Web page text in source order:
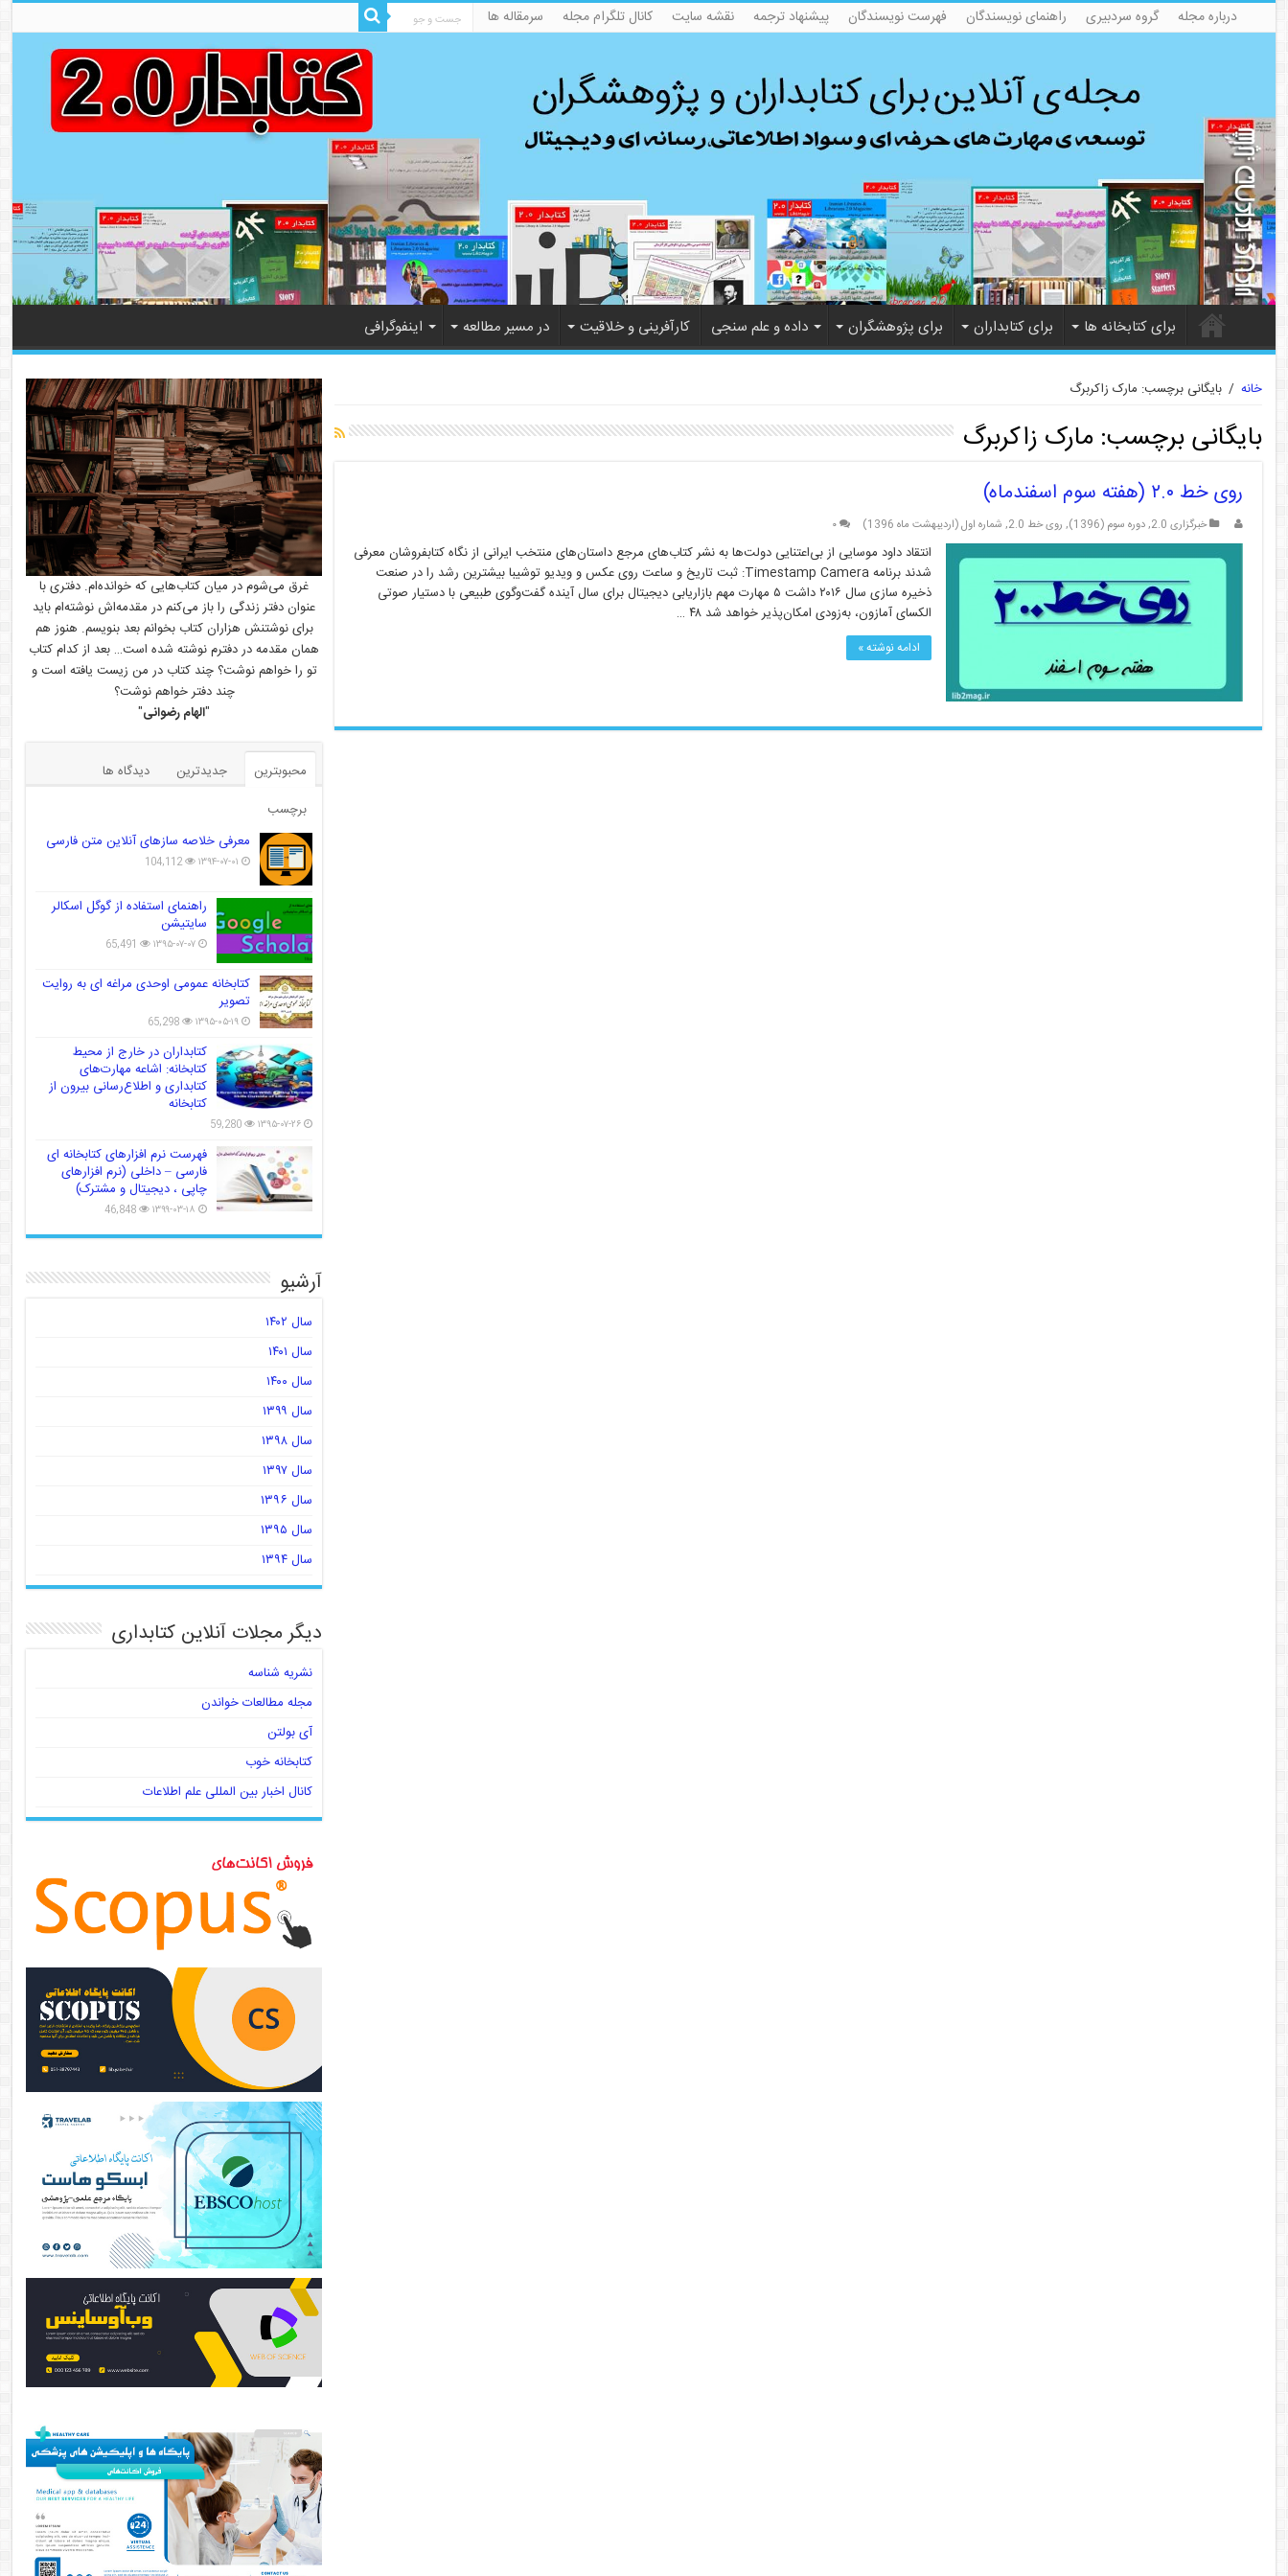
درباره مجله گروه سردبیری راهنمای نویسندگان فهرست نویسندگان پیشنهاد ترجمه نقشه سایت کانال تلگرام مجله سرمقاله ها
برای کتابخانه ها برای کتابداران برای پژوهشگران داده و علم سنجی کارآفرینی و خلاقیت در مسیر مطالعه اینفوگرافی
خانه / بایگانی برچسب: مارک زاکربرگ
بایگانی برچسب: مارک زاکربرگ
روی خط ۲.۰ (هفته سوم اسفندماه)
خبرگزاری 2.0 ,دوره سوم (1396) , روی خط 2.0 , شماره اول (اردیبهشت ماه 1396) ۰
انتقاد داود موسایی از بی‌‌اعتنایی دولت‌ها به نشر کتاب‌های مرجع داستان‌های منتخب ایرانی از نگاه کتابفروشان معرفی
شدند برنامه Timestamp Camera: ثبت تاریخ و ساعت روی عکس و ویدیو توشیبا بیشترین رشد را در صنعت
ذخیره سازی سال ۲۰۱۶ داشت ۵ مهارت مهم بازاریابی دیجیتال برای سال آینده گفت‌وگوی طبیعی با دستیار صوتی
الکسای آمازون، به‌زودی امکان‌پذیر خواهد شد ۴۸ …
ادامه نوشته »
غرق می‌شوم در میان کتاب‌هایی که خوانده‌ام. دفتری با
عنوان دفتر زندگی را باز می‌کنم در مقدمه‌اش نوشته‌ام باید
برای نوشتنش هزاران کتاب بخوانم بعد بنویسم. هنوز هم
همان مقدمه در دفترم نوشته شده است… بعد از کدام کتاب
تو را خواهم نوشت؟ چند کتاب در من زیست یافته است و
چند دفتر خواهم نوشت؟
"الهام رضوانی"
محبوبترین جدیدترین
دیدگاه ها
برچسب
معرفی خلاصه سازهای آنلاین متن فارسی
۱۳۹۴-۰۷-۰۱ 104,112
راهنمای استفاده از گوگل اسکالر
سایتیشن
۱۳۹۵-۰۷-۰۷ 65,491
کتابخانه عمومی اوحدی مراغه ای به روایت
تصویر
۱۳۹۵-۰۵-۱۹ 65,298
کتابداران در خارج از محیط
کتابخانه: اشاعه مهارت‌های
کتابداری و اطلاع‌رسانی بیرون از
کتابخانه
۱۳۹۵-۰۷-۲۶ 59,280
فهرست نرم افزارهای کتابخانه ای
فارسی – داخلی (نرم افزارهای
چاپی ، دیجیتال و مشترک)
۱۳۹۹-۰۳-۱۸ 46,848
آرشیو
سال ۱۴۰۲
سال ۱۴۰۱
سال ۱۴۰۰
سال ۱۳۹۹
سال ۱۳۹۸
سال ۱۳۹۷
سال ۱۳۹۶
سال ۱۳۹۵
سال ۱۳۹۴
دیگر مجلات آنلاین کتابداری
نشریه شناسه
مجله مطالعات خواندن
آی بولتن
کتابخانه خوب
کانال اخبار بین المللی علم اطلاعات